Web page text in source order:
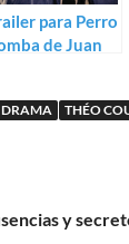
para Perro
de Juan
DRAMA THÉO
y